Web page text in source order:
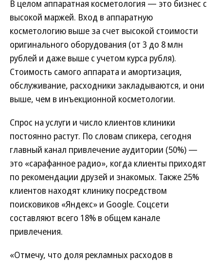
В целом аппаратная косметология — это бизнес с
высокой маржей. Вход в аппаратную
косметологию выше за счет высокой стоимости
оригинального оборудования (от 3 до 8 млн
рублей и даже выше с учетом курса рубля).
Стоимость самого аппарата и амортизация,
обслуживание, расходники закладываются, и они
выше, чем в инъекционной косметологии.
Спрос на услуги и число клиентов клиники
постоянно растут. По словам спикера, сегодня
главный канал привлечение аудитории (50%) —
это «сарафанное радио», когда клиенты приходят
по рекомендации друзей и знакомых. Также 25%
клиентов находят клинику посредством
поисковиков «Яндекс» и Google. Соцсети
составляют всего 18% в общем канале
привлечения.
«Отмечу, что доля рекламных расходов в